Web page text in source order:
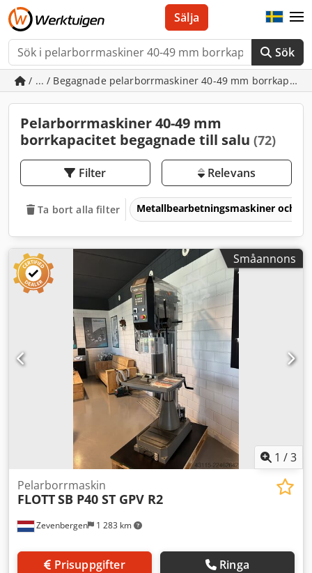
Sök
Sälja
/ ... / Begagnade pelarborrmaskiner 40-49 mm
Pelarborrmaskiner 40-49 mm
borrkapacitet begagnade till salu (72)
Filter Relevans
Ta bort alla filter Metallbearbetningsmaskiner och
Småannons
1 /3
Zevenbergen 1 283 km
Pelarborrmaskin
FLOTTSB P40 ST GPV R2
Prisuppgifter Ringa